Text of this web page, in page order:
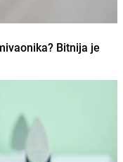
Bitnija je